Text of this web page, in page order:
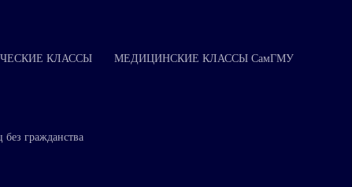
КЛАССЫ МЕДИЦИНСКИЕ КЛАССЫ СамГМУ
гражданства